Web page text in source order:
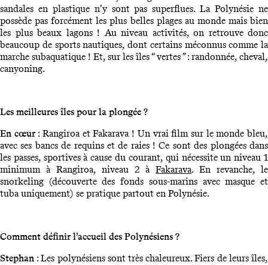
sandales en plastique n’y sont pas superflues. La Polynésie ne
possède pas forcément les plus belles plages au monde mais bien
les plus beaux lagons ! Au niveau activités, on retrouve donc
beaucoup de sports nautiques, dont certains méconnus comme la
marche subaquatique ! Et, sur les îles “ vertes ” : randonnée, cheval,
canyoning.
Les meilleures îles pour la plongée ?
En cœur : Rangiroa et Fakarava ! Un vrai film sur le monde bleu,
avec ses bancs de requins et de raies ! Ce sont des plongées dans
les passes, sportives à cause du courant, qui nécessite un niveau 1
minimum à Rangiroa, niveau 2 àFakarava. En revanche, le
snorkeling (découverte des fonds sous-marins avec masque et
tuba uniquement) se pratique partout en Polynésie.
Comment définir l’accueil des Polynésiens ?
Stephan : Les polynésiens sont très chaleureux. Fiers de leurs îles,